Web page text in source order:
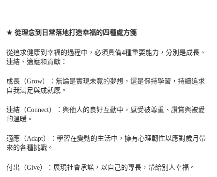
★從理念到日常落地打造幸福的四種處方箋
從追求健康到幸福的過程中，必須具備4種重要能力，分別是成長、
連結、適應和貢獻：
成長（Grow）：無論是實現未竟的夢想，還是保持學習，持續追求
自我滿足與成就感。
連結（Connect）：與他人的良好互動中，感受被尊重、讚賞與被愛
的溫暖。
適應（Adapt）：學習在變動的生活中，擁有心理韌性以應對歲月帶
來的各種挑戰。
付出（Give）：展現社會承諾，以自己的專長，帶給別人幸福。